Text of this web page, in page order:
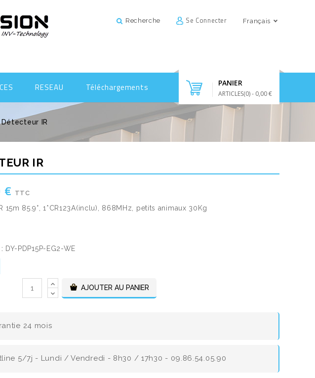
Recherche Se Connecter Français
PANIER
ARTICLES(0)- 0,00 €
RESEAU Téléchargements
Détecteur IR
IR
€ TTC
15m 85.9°, 1*CR123A(inclu), 868MHz, petits animaux 30Kg
DY-PDP15P-EG2-WE
AJOUTER AU PANIER
24 mois
5/7j - Lundi / Vendredi - 8h30 / 17h30 - 09.86.54.05.90